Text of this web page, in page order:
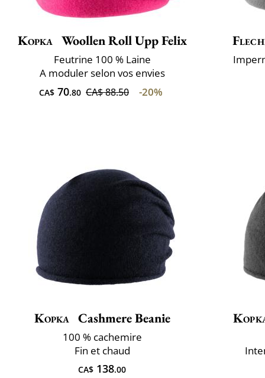
Kopka Woollen Roll Upp Felix
Feutrine 100 % Laine
A ​moduler selon vos envies
CA$ 70.80 CA$ 88.50 -20%
Kopka Cashmere Beanie
100 % cachemire
Fin et chaud
CA$ 138.00